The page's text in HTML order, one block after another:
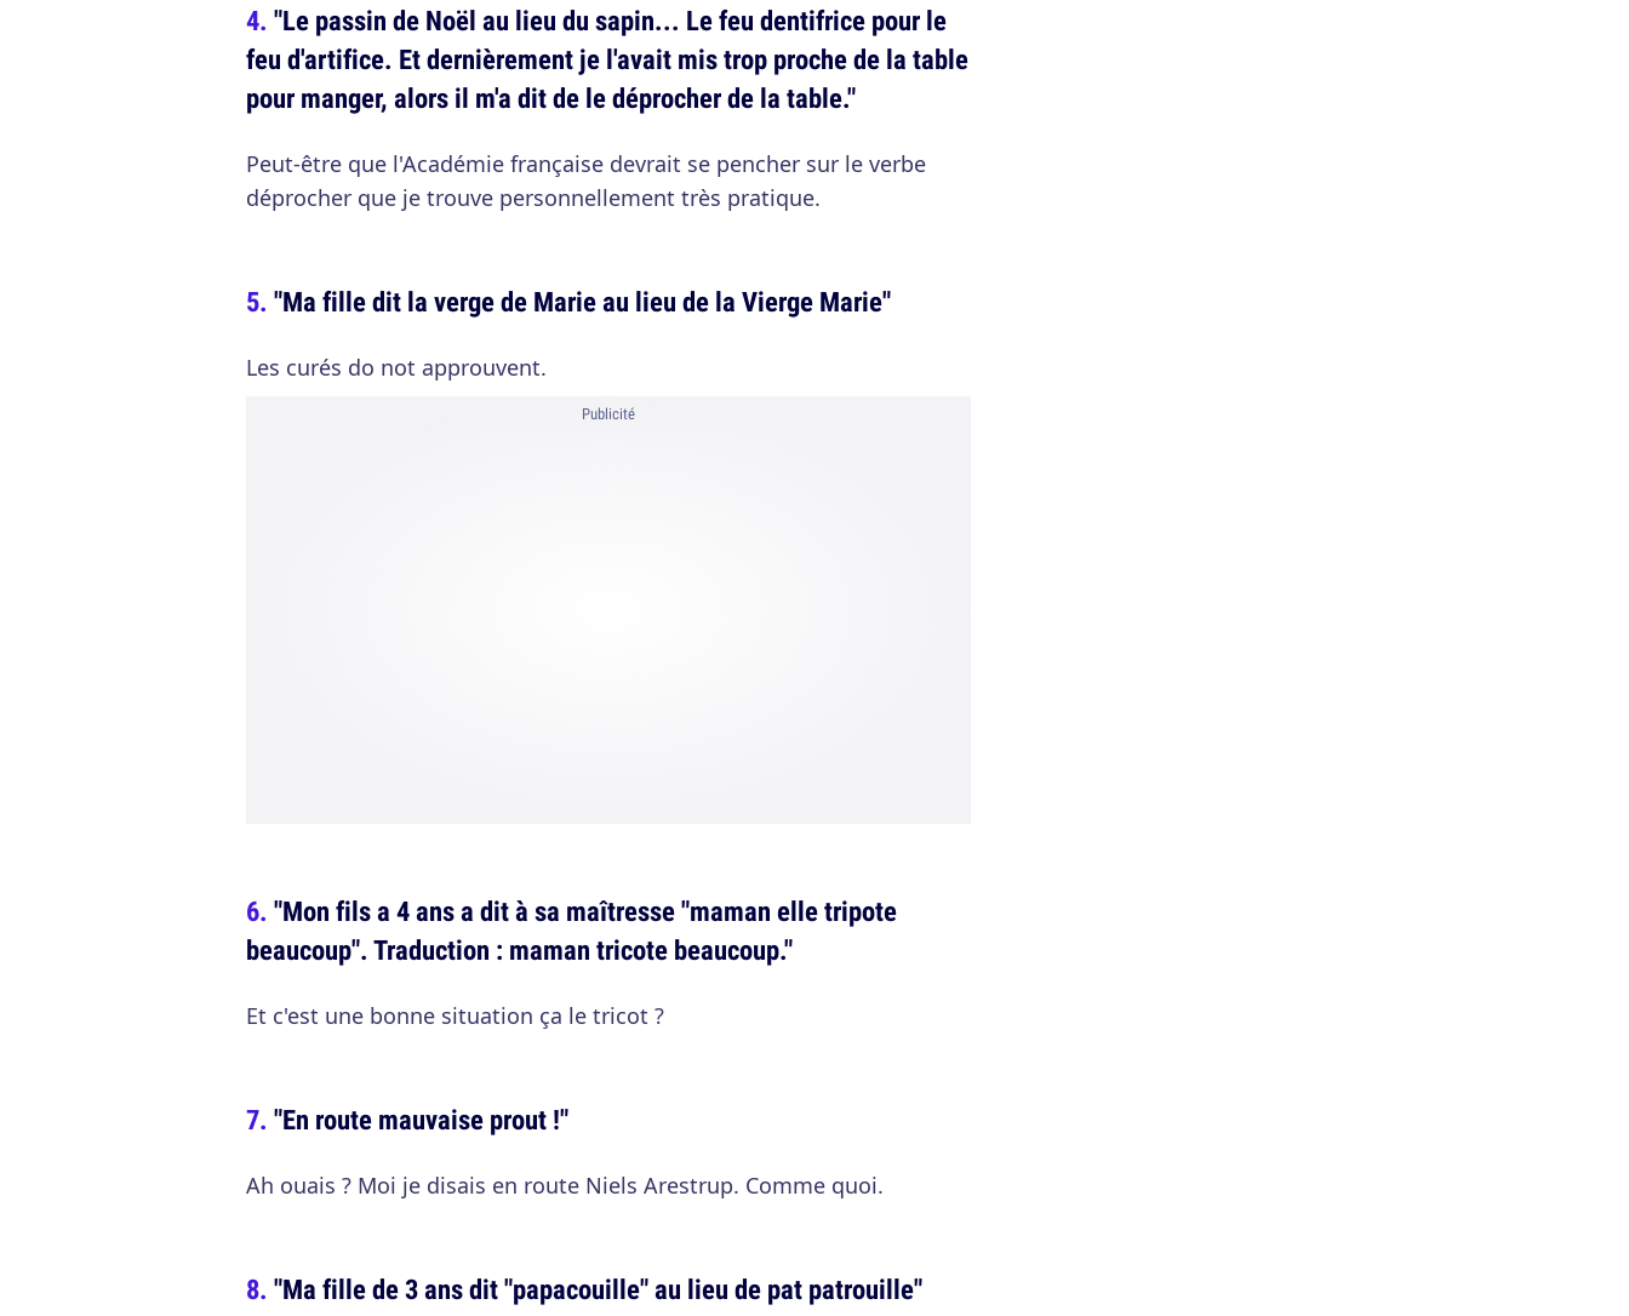
"Le passin de Noël au lieu du sapin... Le feu dentifrice pour le
feu d'artifice. Et dernièrement je l'avait mis trop proche de la table
pour manger, alors il m'a dit de le déprocher de la table."
Peut-être que l'Académie française devrait se pencher sur le verbe
déprocher que je trouve personnellement très pratique.
"Ma fille dit la verge de Marie au lieu de la Vierge Marie"
Les curés do not approuvent.
Publicité
"Mon fils a 4 ans a dit à sa maîtresse "maman elle tripote
beaucoup". Traduction : maman tricote beaucoup."
Et c'est une bonne situation ça le tricot ?
"En route mauvaise prout !"
Ah ouais ? Moi je disais en route Niels Arestrup. Comme quoi.
"Ma fille de 3 ans dit "papacouille" au lieu de pat patrouille"